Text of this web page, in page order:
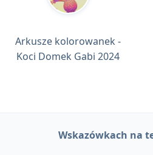
Arkusze kolorowanek -
Koci Domek Gabi 2024
Wskazówkach na